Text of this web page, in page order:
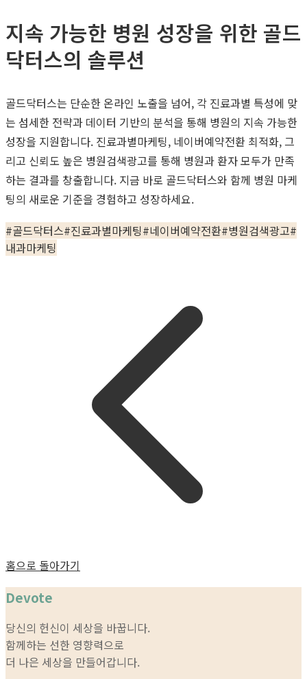
지속 가능한 병원 성장을 위한 골드
닥터스의 솔루션
골드닥터스는 단순한 온라인 노출을 넘어, 각 진료과별 특성에 맞
는 섬세한 전략과 데이터 기반의 분석을 통해 병원의 지속 가능한
성장을 지원합니다. 진료과별마케팅, 네이버예약전환 최적화, 그
리고 신뢰도 높은 병원검색광고를 통해 병원과 환자 모두가 만족
하는 결과를 창출합니다. 지금 바로 골드닥터스와 함께 병원 마케
팅의 새로운 기준을 경험하고 성장하세요.
#골드닥터스#진료과별마케팅#네이버예약전환#병원검색광고#
내과마케팅
홈으로 돌아가기
Devote
당신의 헌신이 세상을 바꿉니다.
함께하는 선한 영향력으로
더 나은 세상을 만들어갑니다.